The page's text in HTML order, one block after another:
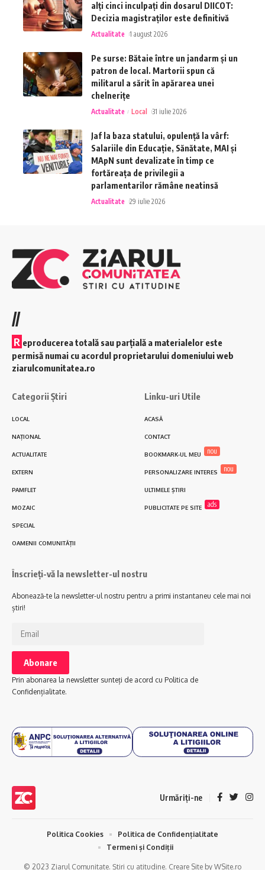
alți cinci inculpați din dosarul DIICOT:
Decizia magistraților este definitivă
Actualitate 1 august 2026
Pe surse: Bătaie între un jandarm și un
patron de local. Martorii spun că
militarul a sărit în apărarea unei
chelnerițe
Actualitate Local 31 iulie 2026
Jaf la baza statului, opulență la vârf:
Salariile din Educație, Sănătate, MAI și
MApN sunt devalizate în timp ce
fortăreața de privilegii a
parlamentarilor rămâne neatinsă
Actualitate 29 iulie 2026
//
R eproducerea totală sau parțială a materialelor este
permisă numai cu acordul proprietarului domeniului web
ziarulcomunitatea.ro
Categorii Știri
LOCAL
NAȚIONAL
ACTUALITATE
EXTERN
PAMFLET
MOZAIC
SPECIAL
OAMENII COMUNITĂȚII
Linku-uri Utile
ACASĂ
CONTACT
BOOKMARK-UL MEU nou
PERSONALIZARE INTERES nou
ULTIMELE ȘTIRI
PUBLICITATE PE SITE ads
Înscrieți-vă la newsletter-ul nostru
Abonează-te la newsletter-ul nostru pentru a primi instantaneu cele mai noi
știri!
Prin abonarea la newsletter sunteți de acord cu Politica de
Confidențialitate.
Urmăriți-ne
© 2023 Ziarul Comunitate. Știri cu atitudine. Creare Site by WSite.ro
Politica Cookies
Politica de Confidențialitate
Termeni și Condiții